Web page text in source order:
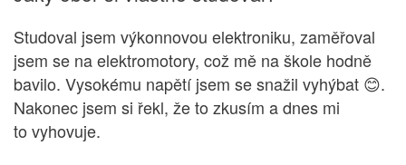
Studoval jsem výkonnovou elektroniku, zaměřoval
jsem se na elektromotory, což mě na škole hodně
bavilo. Vysokému napětí jsem se snažil vyhýbat 😊.
Nakonec jsem si řekl, že to zkusím a dnes mi
to vyhovuje.